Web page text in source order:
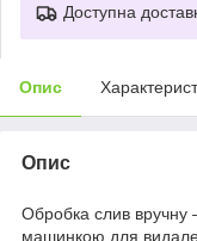
Доступна
Опис
Опис
Обробка слив вручну
машинкою для